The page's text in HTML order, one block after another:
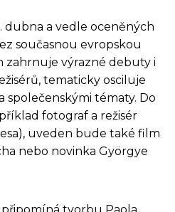
dubna a vedle oceněných
současnou evropskou
zahrnuje výrazné debuty i
tematicky osciluje
společenskými tématy. Do
fotograf a režisér
uveden bude také film
nebo novinka Györgye